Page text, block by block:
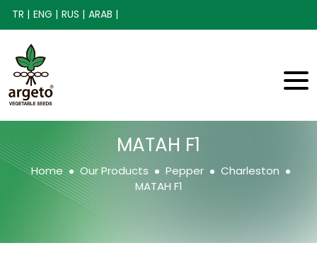
TR | ENG | RUS | ARAB |
MATAH F1
Home Our Products Pepper
Charleston
MATAH F1